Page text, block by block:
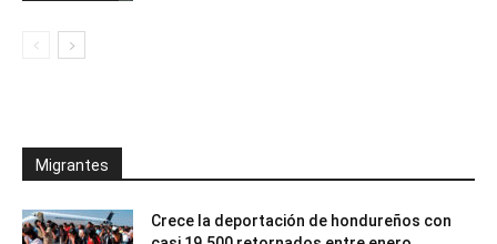
Migrantes
Crece la deportación de hondureños con